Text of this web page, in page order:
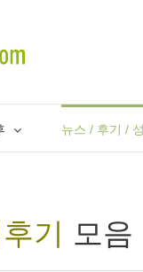
뉴스 / 후기 /
기 모음